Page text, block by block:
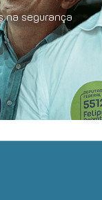
na segurança